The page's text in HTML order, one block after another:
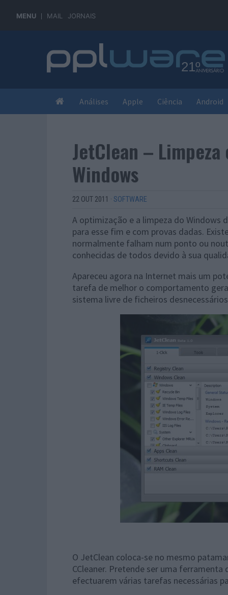
MENU MAIL JORNAIS
Análises Apple Ciência Android
JetClean –
Windows
22 OUT 2011 · SOFTWARE
A optimização e a limpeza do Windows
para esse fim e com provas dadas.
normalmente falham num ponto ou
conhecidas de todos devido à sua
Apareceu agora na Internet mais um
tarefa de melhor o comportamento
sistema livre de ficheiros
O JetClean coloca-se no mesmo
CCleaner. Pretende ser uma
efectuarem várias tarefas necessárias